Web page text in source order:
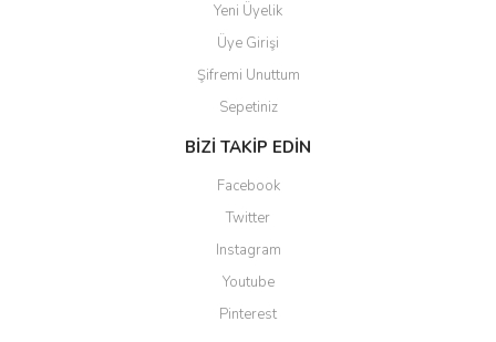
Yeni Üyelik
Üye Girişi
Şifremi Unuttum
Sepetiniz
BİZİ TAKİP EDİN
Facebook
Twitter
Instagram
Youtube
Pinterest